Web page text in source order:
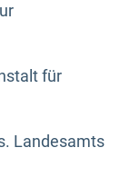
für
Landesamts